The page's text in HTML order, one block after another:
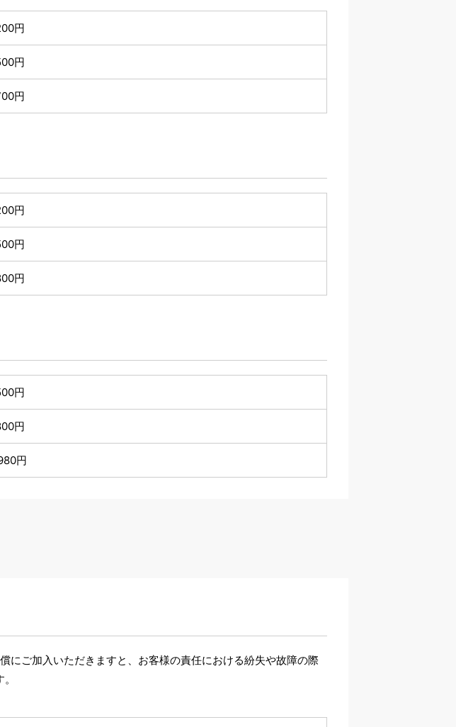
円
円
円
円
円
円
円
円
円
にご加入いただきますと、お客様の責任における紛失や故障の際